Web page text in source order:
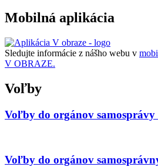
Mobilná aplikácia
Sledujte informácie z nášho webu v
V OBRAZE.
Voľby
Voľby do orgánov samosprávy
Voľby do orgánov